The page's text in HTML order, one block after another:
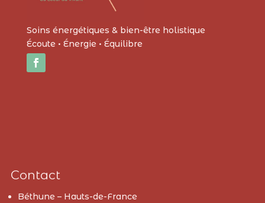
Soins énergétiques & bien-être holistique
Écoute • Énergie • Équilibre
Contact
Béthune – Hauts-de-France